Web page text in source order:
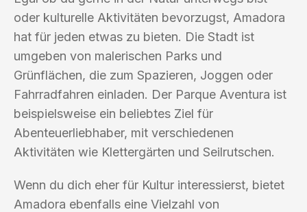
oder kulturelle Aktivitäten bevorzugst, Amadora
hat für jeden etwas zu bieten. Die Stadt ist
umgeben von malerischen Parks und
Grünflächen, die zum Spazieren, Joggen oder
Fahrradfahren einladen. Der Parque Aventura ist
beispielsweise ein beliebtes Ziel für
Abenteuerliebhaber, mit verschiedenen
Aktivitäten wie Klettergärten und Seilrutschen.
Wenn du dich eher für Kultur interessierst, bietet
Amadora ebenfalls eine Vielzahl von